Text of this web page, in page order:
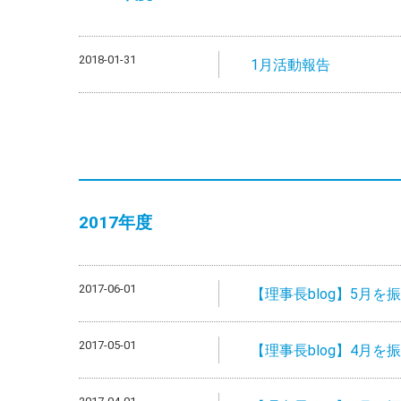
2018-01-31 1月活動報告
2017年度
2017-06-01 【理事長blog】5月を
2017-05-01 【理事長blog】4月を